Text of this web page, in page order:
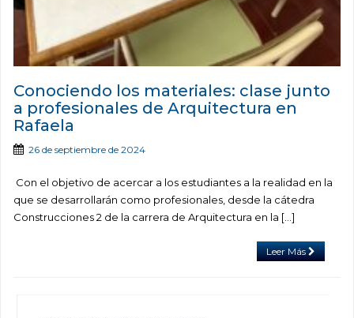
Conociendo los materiales: clase junto
a profesionales de Arquitectura en
Rafaela
26 de septiembre de 2024
Con el objetivo de acercar a los estudiantes a la realidad en la
que se desarrollarán como profesionales, desde la cátedra
Construcciones 2 de la carrera de Arquitectura en la […]
Leer Más